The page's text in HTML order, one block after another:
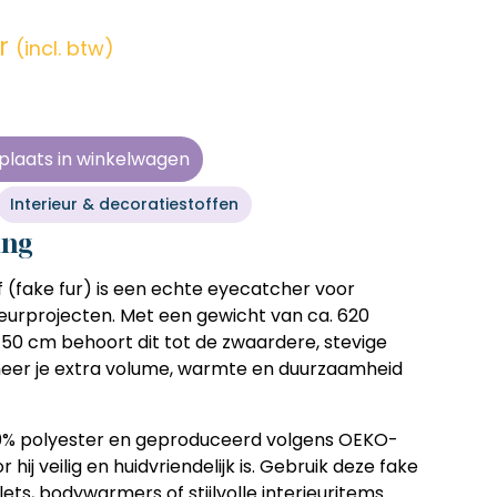
(incl. btw)
plaats in winkelwagen
Interieur & decoratiestoffen
(fake fur) is een echte eyecatcher voor
Met een gewicht van ca. 620
cm behoort dit tot de zwaardere, stevige
je extra volume, warmte en duurzaamheid
polyesteren geproduceerd volgensOEKO-
hij veilig en huidvriendelijk is. Gebruik deze fake
zonder
tijd
en
zonder
tijd
en
zonder
tijd
en
zonder
tijd
en